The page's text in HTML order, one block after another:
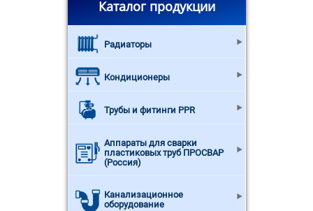
Каталог продукции
Радиаторы
Кондиционеры
Трубы и фитинги PPR
Аппараты для сварки
пластиковых труб ПРОСВАР
(Россия)
Канализационное
оборудование